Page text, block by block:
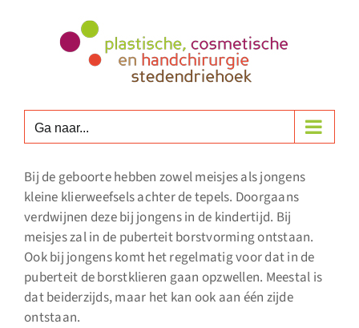
Ga naar...
Bij de geboorte hebben zowel meisjes als jongens
kleine klierweefsels achter de tepels. Doorgaans
verdwijnen deze bij jongens in de kindertijd. Bij
meisjes zal in de puberteit borstvorming ontstaan.
Ook bij jongens komt het regelmatig voor dat in de
puberteit de borstklieren gaan opzwellen. Meestal is
dat beiderzijds, maar het kan ook aan één zijde
ontstaan.